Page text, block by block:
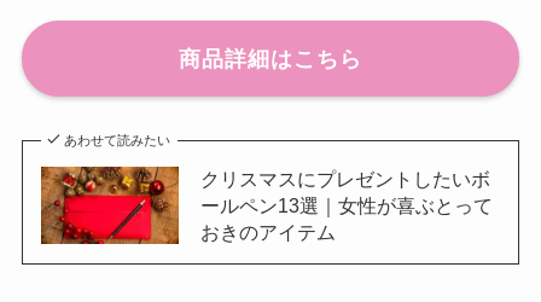
商品詳細はこちら
あわせて読みたい
クリスマスにプレゼントしたいボ
ールペン13選｜女性が喜ぶとって
おきのアイテム